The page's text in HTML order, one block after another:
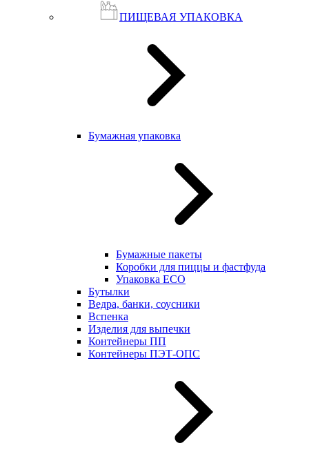
ПИЩЕВАЯ УПАКОВКА
Бумажная упаковка
Бумажные пакеты
Коробки для пиццы и фастфуда
Упаковка ECO
Бутылки
Ведра, банки, соусники
Вспенка
Изделия для выпечки
Контейнеры ПП
Контейнеры ПЭТ-ОПС